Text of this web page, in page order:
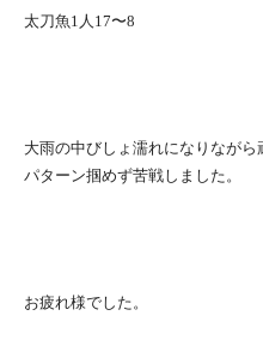
太刀魚1人17〜8
大雨の中びしょ濡れになりなが
パターン掴めず苦戦しました。
お疲れ様でした。